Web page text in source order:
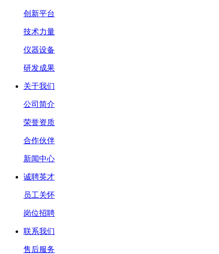
创新平台
技术力量
仪器设备
研发成果
关于我们
公司简介
荣誉资质
合作伙伴
新闻中心
诚聘英才
员工关怀
岗位招聘
联系我们
售后服务